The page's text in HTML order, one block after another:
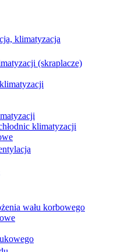
klimatyzacja
(skraplacze)
klimatyzacji
wału korbowego